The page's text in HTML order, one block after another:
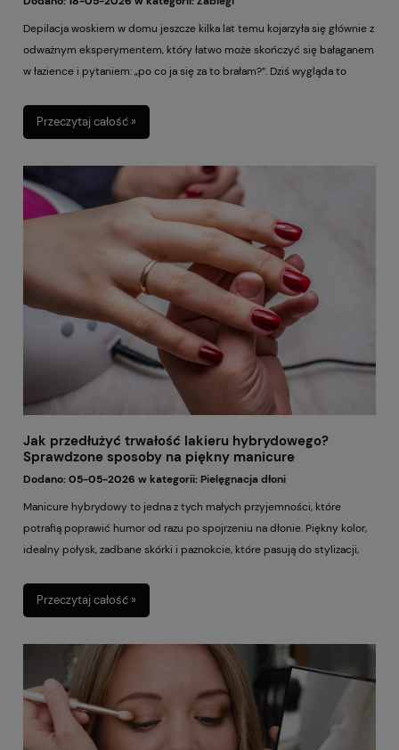
Depilacja woskiem w domu jeszcze kilka lat temu kojarzyła się głównie z
odważnym eksperymentem, który łatwo może skończyć się bałaganem
w łazience i pytaniem: „po co ja się za to brałam?”. Dziś wygląda to
gotowe wkłady roll-on, woski w puszce, perełki, granulki i zestawy, które
pozwalają wykonać depilację naprawdę komfortowo – nawet wtedy,
Przeczytaj całość »
Jak przedłużyć trwałość lakieru hybrydowego?
Sprawdzone sposoby na piękny manicure
Dodano:05-05-2026 w kategorii: Pielęgnacja dłoni
Manicure hybrydowy to jedna z tych małych przyjemności, które
potrafią poprawić humor od razu po spojrzeniu na dłonie. Piękny kolor,
idealny połysk, zadbane skórki i paznokcie, które pasują do stylizacji,
gdy po kilku dniach pojawiają się odpryski, końcówki zaczynają się
ścierać, a lakier przy skórkach delikatnie się unosi. Wtedy zamiast
„odpadnie” jako pierwszy.
Przeczytaj całość »